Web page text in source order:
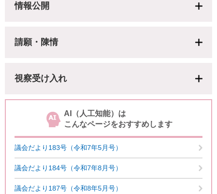
情報公開
請願・陳情
視察受け入れ
AI（人工知能）は
こんなページをおすすめします
議会だより183号（令和7年5月号）
議会だより184号（令和7年8月号）
議会だより187号（令和8年5月号）